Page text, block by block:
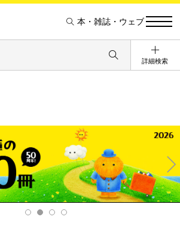
本・雑誌・ウェブ
詳細検索
Ne
xt